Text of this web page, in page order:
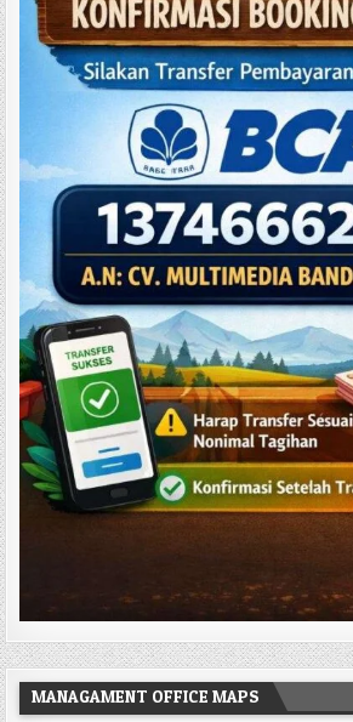
MANAGAMENT OFFICE MAPS